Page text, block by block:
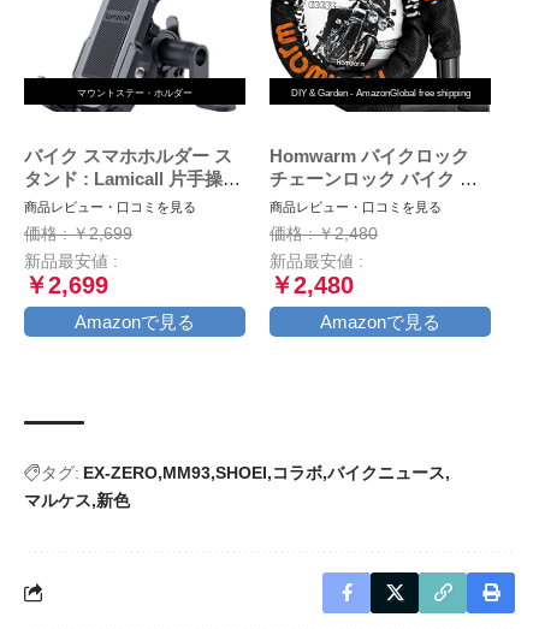
マウントステー・ホルダー
バイク スマホホルダー ス
タンド : Lamicall 片手操作
オートバイ ワンタッチ ス
マートフォンホルダー, ミ
ラーマウント付き,バイク用
携帯ホルダー,原付 スマホ
ホルダー, motorcycle
phone mount, 360度回転,
振動吸収, iPhone15 15Plus
商品レビュー・口コミを見る
価格 : ￥2,699
新品最安値 :
￥2,699
Amazonで見る
DIY & Garden - AmazonGlobal free shipping
Homwarm バイクロック
チェーンロック バイク 自
転車 ワイヤーロック φ(直
径)22mm×1200ｍｍ 頑丈
盗難防止 鍵3本セット (ブ
ラック)
商品レビュー・口コミを見る
価格 : ￥2,480
新品最安値 :
￥2,480
Amazonで見る
タグ: EX-ZERO MM93 SHOEI コラボ バイクニュース
マルケス 新色